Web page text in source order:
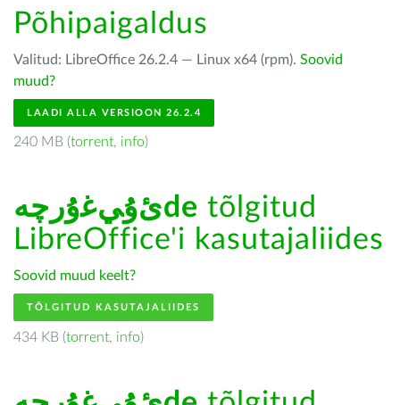
Põhipaigaldus
Valitud: LibreOffice 26.2.4 — Linux x64 (rpm). Soovid
muud?
LAADI ALLA VERSIOON 26.2.4
240 MB (torrent, info)
ﺉۇﻲﻏۇﺭچەde tõlgitud
LibreOffice'i kasutajaliides
Soovid muud keelt?
TÕLGITUD KASUTAJALIIDES
434 KB (torrent, info)